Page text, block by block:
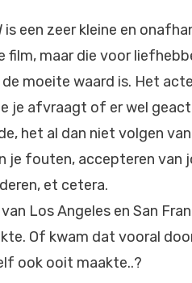
is een zeer kleine en
film, maar die voor
de moeite waard is. Het
je afvraagt of er wel
het al dan niet volgen
je fouten, accepteren van
et cetera.
Los Angeles en San
Of kwam dat vooral
ook ooit maakte..?